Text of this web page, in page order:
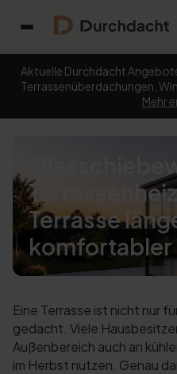
Aktuelle Durchdacht
Terrassenüberdachungen,
Mehr
Terrasse
komfortabler
Eine Terrasse ist nicht nur
gedacht. Viele
Außenbereich auch an
im Herbst nutzen. Genau